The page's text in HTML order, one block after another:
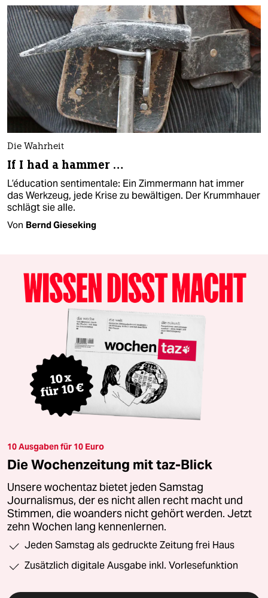
Die Wahrheit
If I had a hammer …
L’éducation sentimentale: Ein Zimmermann hat immer
das Werkzeug, jede Krise zu bewältigen. Der Krummhauer
schlägt sie alle.
Von Bernd Gieseking
10 Ausgaben für 10 Euro
Die Wochenzeitung mit taz-Blick
Unsere wochentaz bietet jeden Samstag
Journalismus, der es nicht allen recht macht und
Stimmen, die woanders nicht gehört werden. Jetzt
zehn Wochen lang kennenlernen.
Jeden Samstag als gedruckte Zeitung frei Haus
Zusätzlich digitale Ausgabe inkl. Vorlesefunktion